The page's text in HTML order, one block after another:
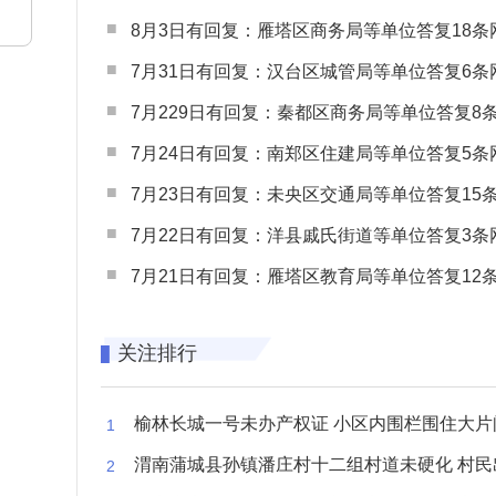
8月3日有回复：雁塔区商务局等单位答复18条网民
7月31日有回复：汉台区城管局等单位答复6条网民
7月229日有回复：秦都区商务局等单位答复8条网民
7月24日有回复：南郑区住建局等单位答复5条网民
7月23日有回复：未央区交通局等单位答复15条网民
7月22日有回复：洋县戚氏街道等单位答复3条网民
7月21日有回复：雁塔区教育局等单位答复12条网民
关注排行
榆林长城一号未办产权证 小区内围栏围住大片闲置
渭南蒲城县孙镇潘庄村十二组村道未硬化 村民出